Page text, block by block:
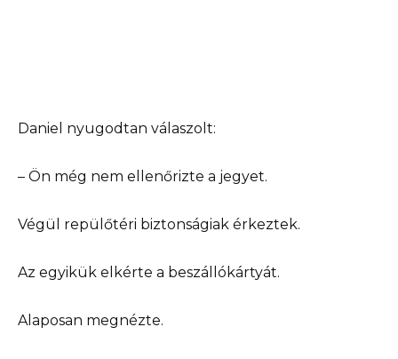
Daniel nyugodtan válaszolt:
– Ön még nem ellenőrizte a jegyet.
Végül repülőtéri biztonságiak érkeztek.
Az egyikük elkérte a beszállókártyát.
Alaposan megnézte.